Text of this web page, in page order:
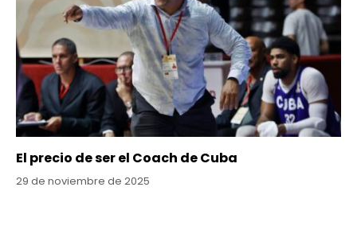
El precio de ser el Coach de Cuba
29 de noviembre de 2025